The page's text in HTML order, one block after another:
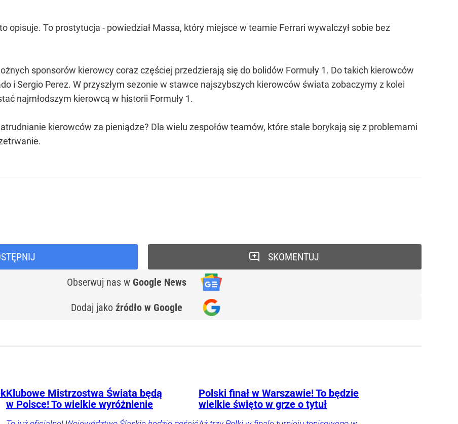
opisuje. To prostytucja - powiedział Massa, który miejsce w teamie Ferrari wywalczył sobie bez
sponsorów kierowcy coraz częściej przedzierają się do bolidów Formuły 1. Do takich kierowców
i Sergio Perez. W przyszłym sezonie w stawce najszybszych kierowców świata zobaczymy z kolei
najmłodszym kierowcą w historii Formuły 1.
kierowców za pieniądze? Dla wielu zespołów teamów, które stale borykają się z problemami
Obserwuj nas w Google News
Dodaj jako źródło w Google
SKOMENTUJ
Klubowe Mistrzostwa Świata będą
w Polsce! To wielkie wyróżnienie
Polski finał w Warszawie! To będzie
wielkie święto w grze o tytuł